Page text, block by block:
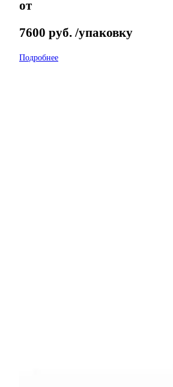
от
7600 руб. /упаковку
Подробнее